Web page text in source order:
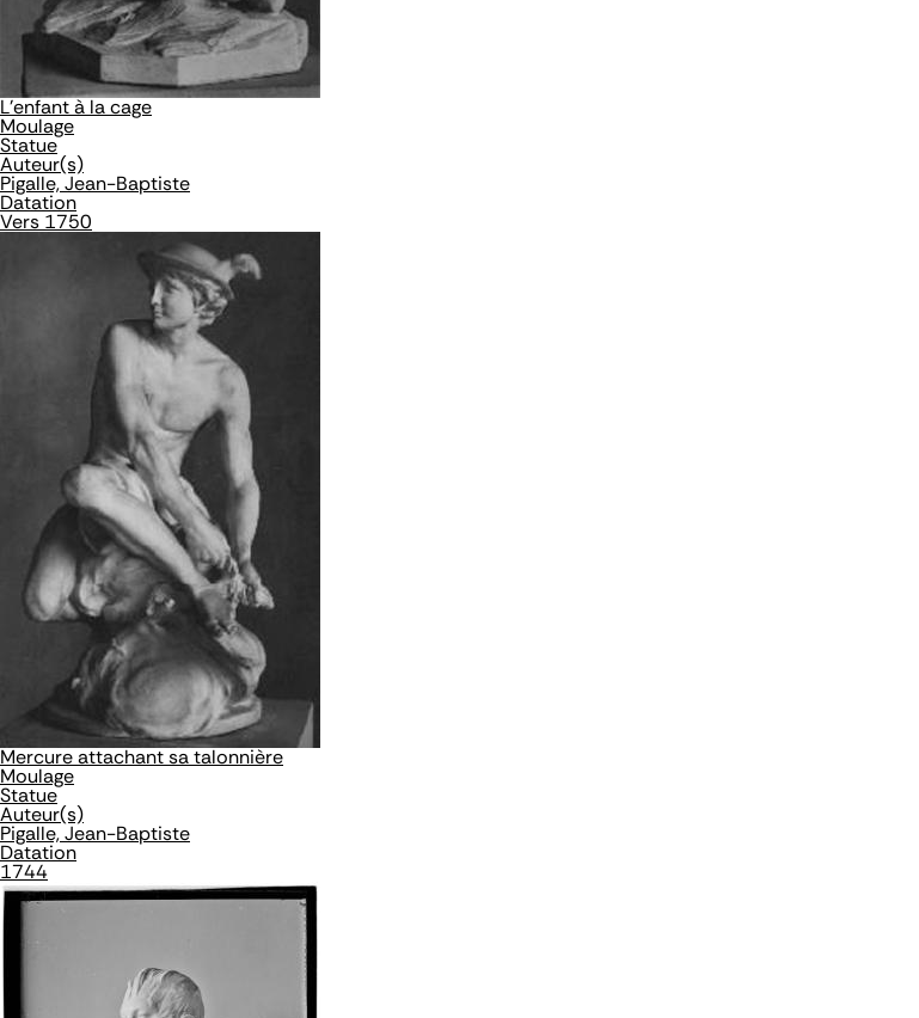
L'enfant à la cage
Moulage
Statue
Auteur(s)
Pigalle, Jean-Baptiste
Datation
Vers 1750
Mercure attachant sa talonnière
Moulage
Statue
Auteur(s)
Pigalle, Jean-Baptiste
Datation
1744